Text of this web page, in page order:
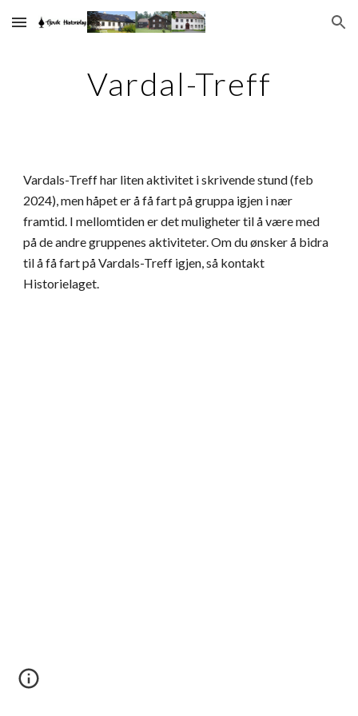
Skip to main content Skip to navigation
Vardal-Treff
Vardals-Treffhar liten aktivitet i skrivende stund (feb
2024), men håpet er å få fart på gruppa igjen i nær
framtid. I mellomtiden er det muligheter til å være med
på de andre gruppenes aktiviteter. Om du ønsker å bidra
til å få fart på Vardals-Treff igjen, så kontakt
Historielaget.